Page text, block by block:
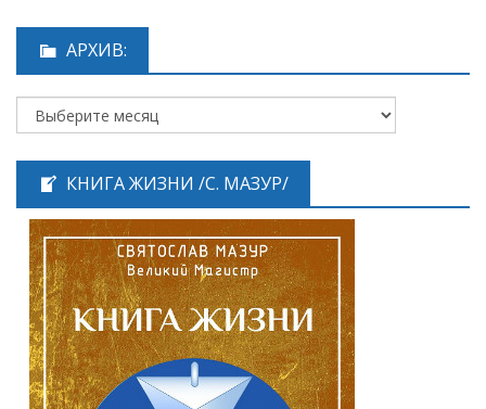
АРХИВ:
КНИГА ЖИЗНИ /С. МАЗУР/